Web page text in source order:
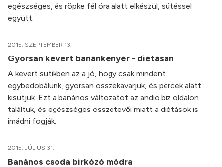
egészséges, és röpke fél óra alatt elkészül, sütéssel
együtt.
2015. SZEPTEMBER 13.
Gyorsan kevert banánkenyér - diétásan
A kevert sütikben az a jó, hogy csak mindent
egybedobálunk, gyorsan összekavarjuk, és percek alatt
kisütjük. Ezt a banános változatot az andio.biz oldalon
találtuk, és egészséges összetevői miatt a diétások is
imádni fogják.
2015. JÚLIUS 31.
Banános csoda birkózó módra